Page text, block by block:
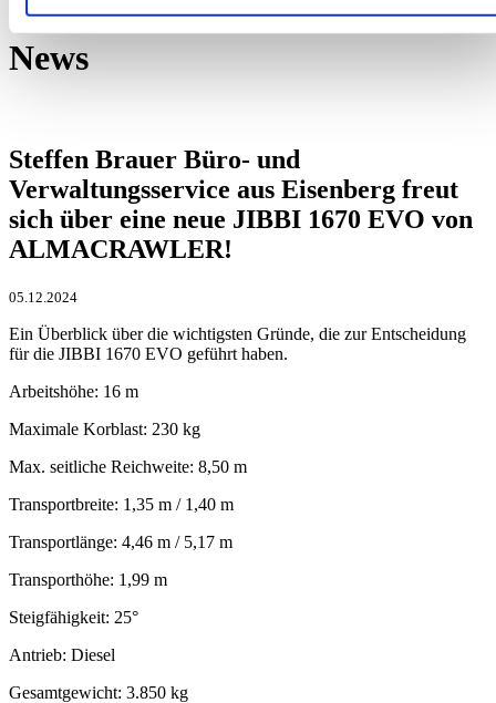
News
Steffen Brauer Büro- und
Verwaltungsservice aus Eisenberg freut
sich über eine neue JIBBI 1670 EVO von
ALMACRAWLER!
05.12.2024
Ein Überblick über die wichtigsten Gründe, die zur Entscheidung
für die JIBBI 1670 EVO geführt haben.
Arbeitshöhe: 16 m
Maximale Korblast: 230 kg
Max. seitliche Reichweite: 8,50 m
Transportbreite: 1,35 m / 1,40 m
Transportlänge: 4,46 m / 5,17 m
Transporthöhe: 1,99 m
Steigfähigkeit: 25°
Antrieb: Diesel
Gesamtgewicht: 3.850 kg